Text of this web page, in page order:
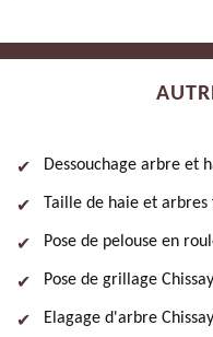
Dessouchage arbre et
Taille de haie et arbres
Pose de pelouse en
Pose de grillage
Elagage d'arbre